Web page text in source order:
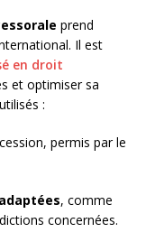
prend
Il est
en droit
et optimiser sa
:
permis par le
, comme
concernées.